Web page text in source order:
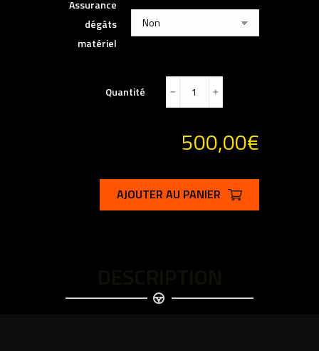
Assurance
dégâts
matériel
Quantité ﹣ ﹢
500,00€
AJOUTER AU PANIER